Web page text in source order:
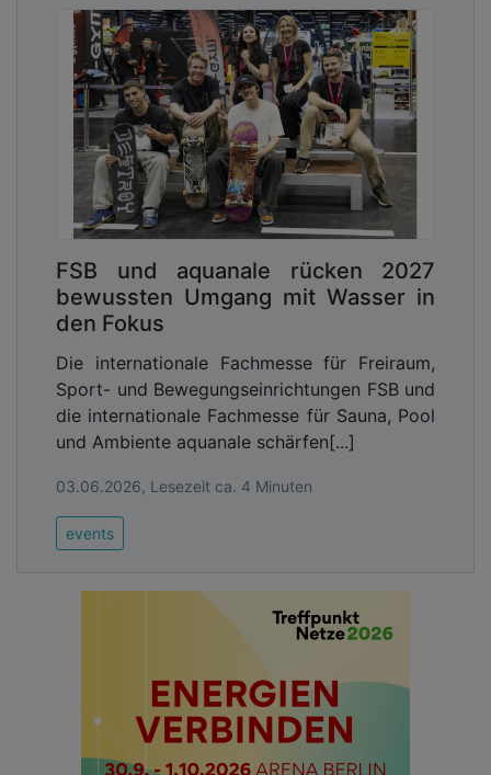
FSB und aquanale rücken 2027
bewussten Umgang mit Wasser in
den Fokus
Die internationale Fachmesse für Freiraum,
Sport- und Bewegungseinrichtungen FSB und
die internationale Fachmesse für Sauna, Pool
und Ambiente aquanale schärfen[...]
03.06.2026, Lesezeit ca. 4 Minuten
events